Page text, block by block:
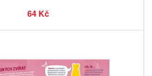
64 Kč